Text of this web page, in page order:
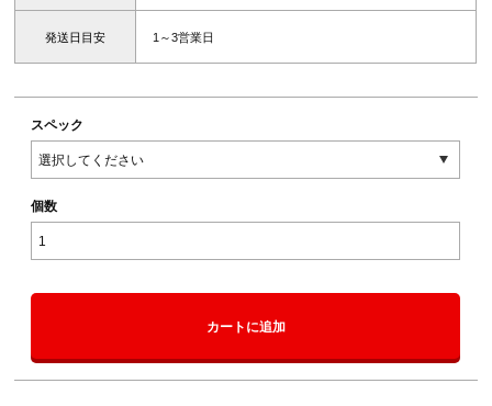
発送日目安 1～3営業日
スペック
個数
カートに追加